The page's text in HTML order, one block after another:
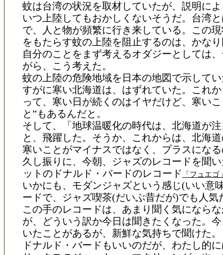
蚊は台湾の状況を取材していたが、説明に
いつ上陸してもおかしくないそうだ。台湾
で、人と物が頻繁に行き来している。この
をもたらす蚊の上陸を阻止するのは、かな
自分のことをまず考えるオダジーとしては
がら、こう考えた。
蚊の上陸の危険地域を日本の地図で示して
すがに寒い北海道は、はずれていた。これ
って、寒い日が続くのはイヤだけど、寒い
と”もあるんだと。
そして、「地球温暖化の時代は、北海道が
と、飛躍した。そうか、これからは、北海
寒いことがマイナスではなく、プラスにな
久し振りに、今朝、ジャズのレコードを聞
ットのドナルド・バードのレコード
「フュエゴ
いかにも、モダンジャズという感じ(いい意
ードで、ジャズ喫茶(だいぶ昔だが)でも人気
この手のレコードは、あまり聞く気になら
が、どういう訳か今日は聞きたくなった。
いたことがあるが、新鮮な気持ちで聞けた。
ドナルド・バードもいいのだが、わたし的